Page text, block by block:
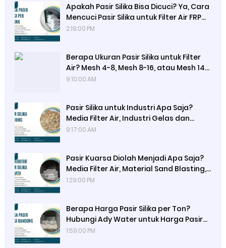
Apakah Pasir Silika Bisa Dicuci? Ya, Cara
Mencuci Pasir Silika untuk Filter Air FRP
dan Filter Aquarium, Backwash, dan
2:19:00 PM
Berapa Ukuran Pasir Silika untuk Filter
Air? Mesh 4-8, Mesh 8-16, atau Mesh 14-
20: Gravel Silika Ideal untuk Penyaringan
9:10:00 AM
Pasir Silika untuk Industri Apa Saja?
Media Filter Air, Industri Gelas dan
Kaca, Semen, Beton, Keramik, Kosmetik,
9:17:00 AM
Pasir Kuarsa Diolah Menjadi Apa Saja?
Media Filter Air, Material Sand Blasting,
Gelas, Kaca, dan Campuran Konstruksi
1:29:00 PM
Berapa Harga Pasir Silika per Ton?
Hubungi Ady Water untuk Harga Pasir
Silika Kemasan 50 kg, Hasil Uji Lab
1:59:00 PM